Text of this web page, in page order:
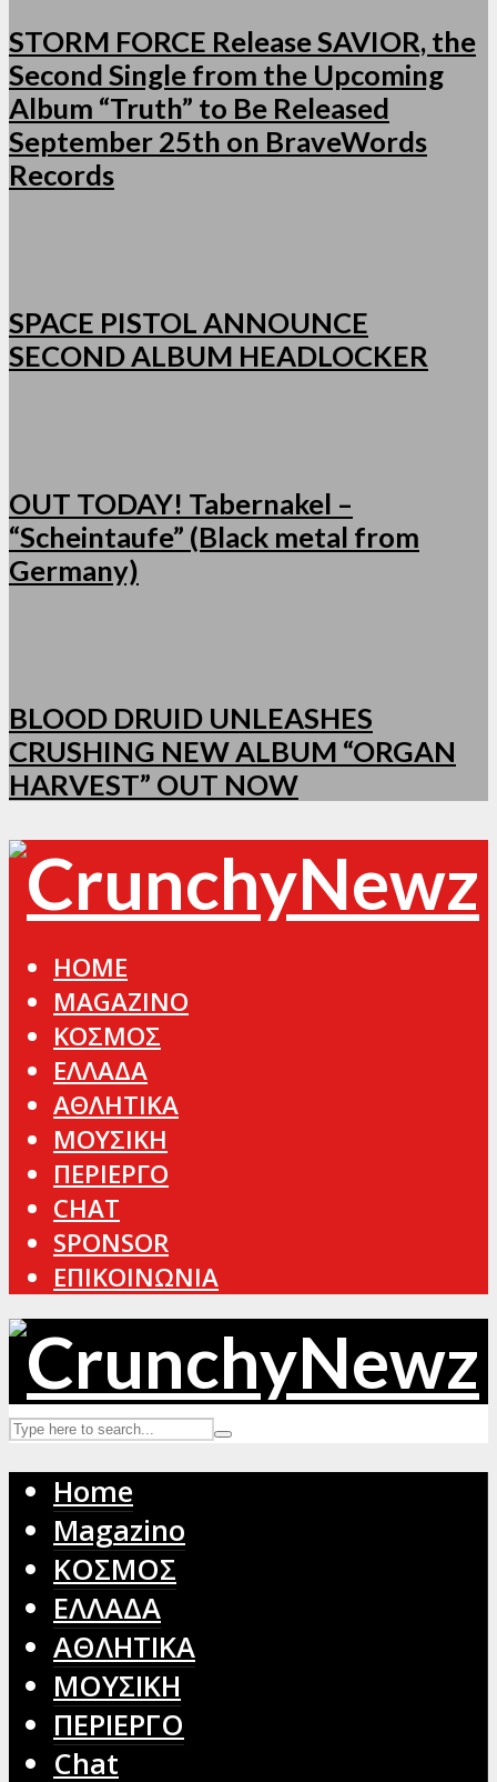
STORM FORCE Release SAVIOR, the
Second Single from the Upcoming
Album “Truth” to Be Released
September 25th on BraveWords
Records
SPACE PISTOL ANNOUNCE
SECOND ALBUM HEADLOCKER
OUT TODAY! Tabernakel –
“Scheintaufe” (Black metal from
Germany)
BLOOD DRUID UNLEASHES
CRUSHING NEW ALBUM “ORGAN
HARVEST” OUT NOW
HOME
MAGAZINO
ΚΟΣΜΟΣ
ΕΛΛΑΔΑ
ΑΘΛΗΤΙΚΑ
ΜΟΥΣΙΚΗ
ΠΕΡΙΕΡΓΟ
CHAT
SPONSOR
ΕΠΙΚΟΙΝΩΝΙΑ
Home
Magazino
ΚΟΣΜΟΣ
ΕΛΛΑΔΑ
ΑΘΛΗΤΙΚΑ
ΜΟΥΣΙΚΗ
ΠΕΡΙΕΡΓΟ
Chat